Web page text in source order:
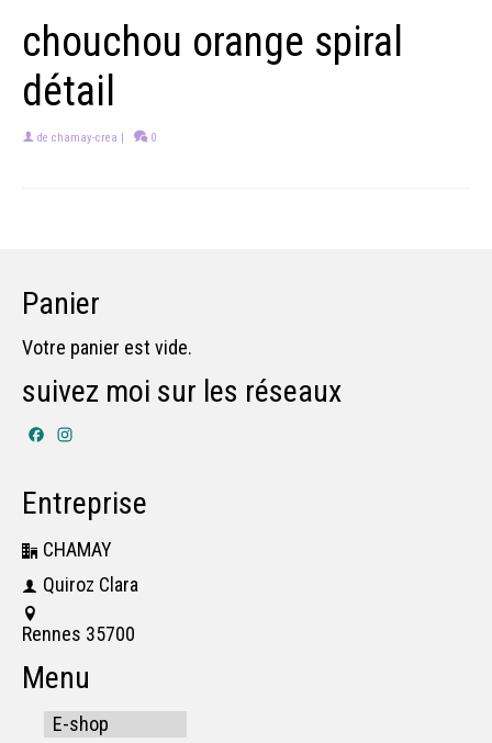
chouchou orange spiral
détail
de chamay-crea | 0
Panier
Votre panier est vide.
suivez moi sur les réseaux
Facebook
Entreprise
CHAMAY
Quiroz Clara
Rennes 35700
Menu
E-shop